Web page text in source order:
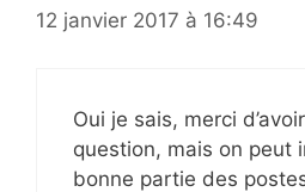
12 janvier 2017 à 16:49
Oui je sais, merci
question, mais on peut
bonne partie des